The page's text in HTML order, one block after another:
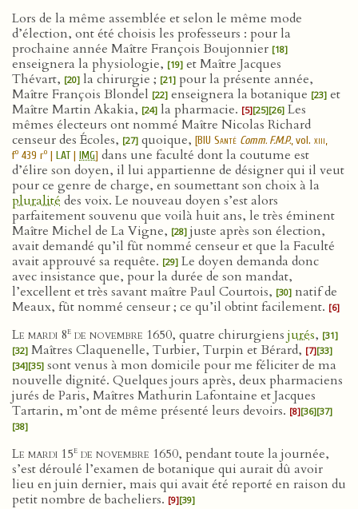
Lors de la même assemblée et selon le même mode
d’élection, ont été choisis les professeurs : pour la
prochaine année Maître François Boujonnier [18]
enseignera la physiologie, [19] et Maître Jacques
Thévart, [20] la chirurgie ; [21] pour la présente année,
Maître François Blondel [22] enseignera la botanique [23] et
Maître Martin Akakia, [24] la pharmacie. [5][25][26] Les
mêmes électeurs ont nommé Maître Nicolas Richard
censeur des Écoles, [27] quoique, [BIU Santé Comm. F.M.P., vol. xiii,
fo 439 ro | LAT| IMG] dans une faculté dont la coutume est
d’élire son doyen, il lui appartienne de désigner qui il veut
pour ce genre de charge, en soumettant son choix à la
pluralité des voix. Le nouveau doyen s’est alors
parfaitement souvenu que voilà huit ans, le très éminent
Maître Michel de La Vigne, [28] juste après son élection,
avait demandé qu’il fût nommé censeur et que la Faculté
avait approuvé sa requête. [29] Le doyen demanda donc
avec insistance que, pour la durée de son mandat,
l’excellent et très savant maître Paul Courtois, [30] natif de
Meaux, fût nommé censeur ; ce qu’il obtint facilement. [6]
Le mardi 8e de novembre 1650, quatre chirurgiensjurés, [31]
[32] Maîtres Claquenelle, Turbier, Turpin et Bérard, [7][33]
[34][35] sont venus à mon domicile pour me féliciter de ma
nouvelle dignité. Quelques jours après, deux pharmaciens
jurés de Paris, Maîtres Mathurin Lafontaine et Jacques
Tartarin, m’ont de même présenté leurs devoirs. [8][36][37]
[38]
Le mardi 15e de novembre 1650, pendant toute la journée,
s’est déroulé l’examen de botanique qui aurait dû avoir
lieu en juin dernier, mais qui avait été reporté en raison du
petit nombre de bacheliers. [9][39]